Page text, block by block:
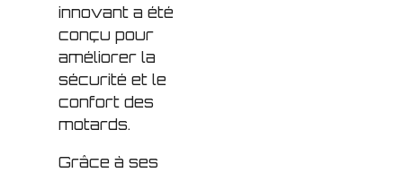
innovant a été
conçu pour
améliorer la
sécurité et le
confort des
motards.
Grâce à ses